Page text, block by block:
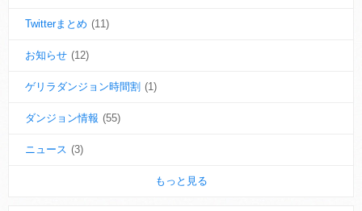
Twitterまとめ (11)
お知らせ (12)
ゲリラダンジョン時間割 (1)
ダンジョン情報 (55)
ニュース (3)
もっと見る